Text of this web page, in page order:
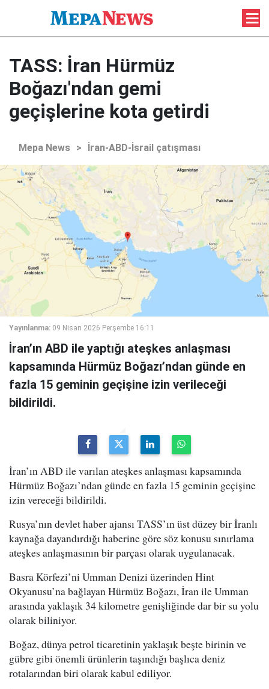
TASS: İran Hürmüz
Boğazı'ndan gemi
geçişlerine kota getirdi
Mepa News > İran-ABD-İsrail çatışması
Yayınlanma: 09 Nisan 2026 Perşembe 16:11
İran’ın ABD ile yaptığı ateşkes anlaşması
kapsamında Hürmüz Boğazı’ndan günde en
fazla 15 geminin geçişine izin verileceği
bildirildi.
İran’ın ABD ile varılan ateşkes anlaşması kapsamında
Hürmüz Boğazı’ndan günde en fazla 15 geminin geçişine
izin vereceği bildirildi.
Rusya’nın devlet haber ajansı TASS’ın üst düzey bir İranlı
kaynağa dayandırdığı haberine göre söz konusu sınırlama
ateşkes anlaşmasının bir parçası olarak uygulanacak.
Basra Körfezi’ni Umman Denizi üzerinden Hint
Okyanusu’na bağlayan Hürmüz Boğazı, İran ile Umman
arasında yaklaşık 34 kilometre genişliğinde dar bir su yolu
olarak biliniyor.
Boğaz, dünya petrol ticaretinin yaklaşık beşte birinin ve
gübre gibi önemli ürünlerin taşındığı başlıca deniz
rotalarından biri olarak kabul ediliyor.